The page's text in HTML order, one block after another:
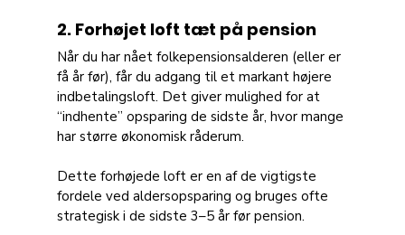
2. Forhøjet loft tæt på pension
Når du har nået folkepensionsalderen (eller er
få år før), får du adgang til et markant højere
indbetalingsloft. Det giver mulighed for at
“indhente” opsparing de sidste år, hvor mange
har større økonomisk råderum.
Dette forhøjede loft er en af de vigtigste
fordele ved aldersopsparing og bruges ofte
strategisk i de sidste 3–5 år før pension.